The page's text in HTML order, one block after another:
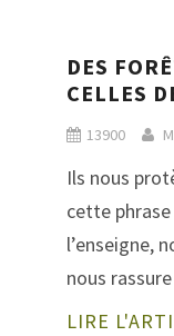
DES
CELLES
13900
Ils nous
cette
l’enseigne,
nous
LIRE